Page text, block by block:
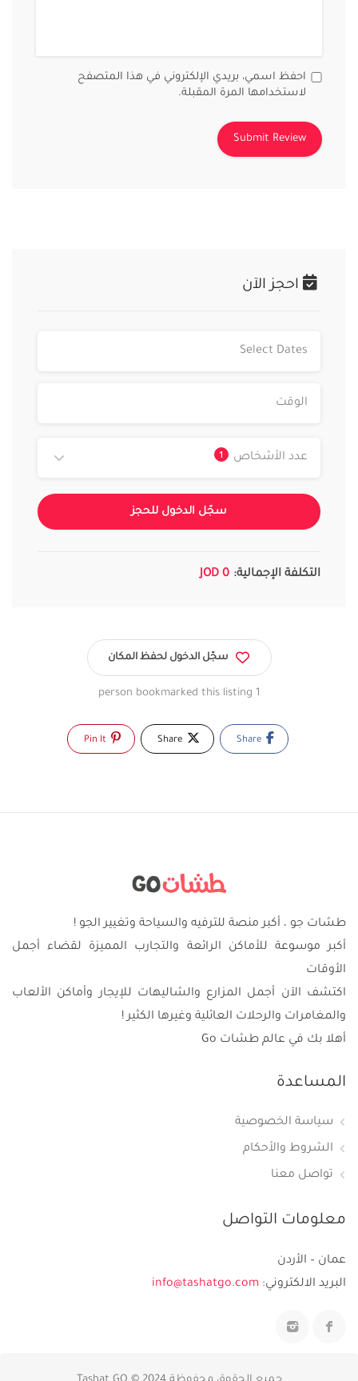
احفظ اسمي، بريدي الإلكتروني في هذا المتصفح
لاستخدامها المرة المقبلة.
احجز الآن
عدد الأشخاص 1
سجّل الدخول للحجز
التكلفة الإجمالية: 0 JOD
سجّل الدخول لحفظ المكان
1 person bookmarked this listing
طشات جو ، أكبر منصة للترفيه والسياحة وتغيير الجو !
أكبر موسوعة للأماكن الرائعة والتجارب المميزة لقضاء أجمل
الأوقات
اكتشف الآن أجمل المزارع والشاليهات للإيجار وأماكن الألعاب
والمغامرات والرحلات العائلية وغيرها الكثير !
أهلا بك في عالم طشات Go
المساعدة
سياسة الخصوصية
الشروط والأحكام
تواصل معنا
معلومات التواصل
عمان – الأردن
البريد الالكتروني: info@tashatgo.com